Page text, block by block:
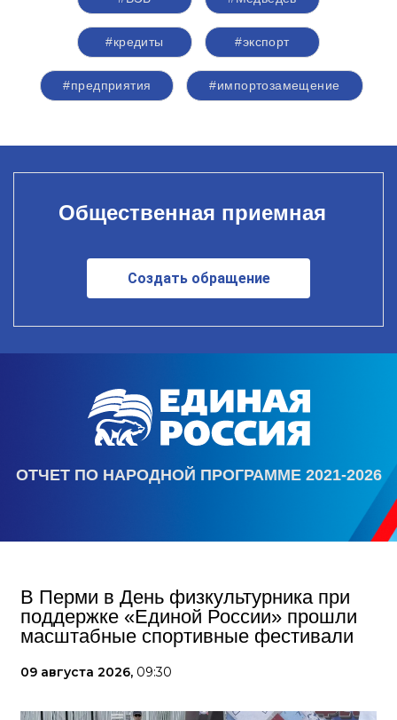
#кредиты #экспорт
#предприятия #импортозамещение
Общественная приемная
Создать обращение
ОТЧЕТ ПО НАРОДНОЙ ПРОГРАММЕ 2021-2026
В Перми в День физкультурника при
поддержке «Единой России» прошли
масштабные спортивные фестивали
09 августа 2026, 09:30